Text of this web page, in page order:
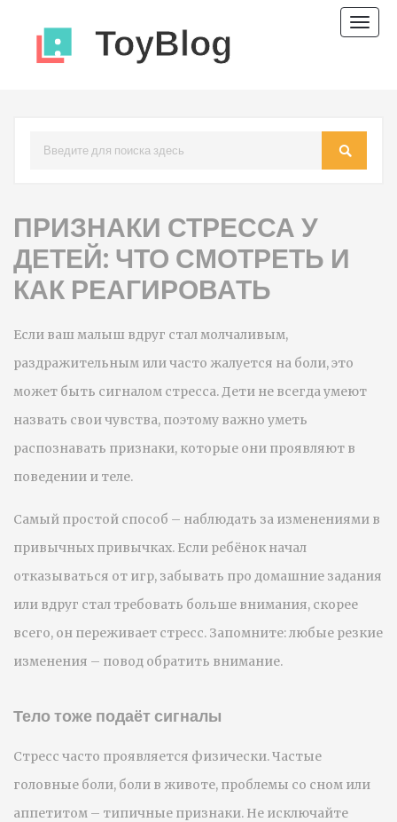
ПРИЗНАКИ СТРЕССА У
ДЕТЕЙ: ЧТО СМОТРЕТЬ И
КАК РЕАГИРОВАТЬ
Если ваш малыш вдруг стал молчаливым,
раздражительным или часто жалуется на боли, это
может быть сигналом стресса. Дети не всегда умеют
назвать свои чувства, поэтому важно уметь
распознавать признаки, которые они проявляют в
поведении и теле.
Самый простой способ – наблюдать за изменениями в
привычных привычках. Если ребёнок начал
отказываться от игр, забывать про домашние задания
или вдруг стал требовать больше внимания, скорее
всего, он переживает стресс. Запомните: любые резкие
изменения – повод обратить внимание.
Тело тоже подаёт сигналы
Стресс часто проявляется физически. Частые
головные боли, боли в животе, проблемы со сном или
аппетитом – типичные признаки. Не исключайте